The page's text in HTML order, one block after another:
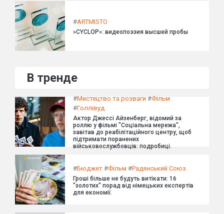
#ARTMISTO
»CYCLOP»: видеопоэзия высшей пробы
В тренде
#Мистецтво та розваги #Фільм
#Голлівуд
Актор Джессі Айзенберг, відомий за
роллю у фільмі "Соціальна мережа",
завітав до реабілітаційного центру, щоб
підтримати поранених
військовослужбовців: подробиці.
#Бюджет #Фільм #Радянський Союз
Гроші більше не будуть витікати: 16
"золотих" порад від німецьких експертів
для економії.